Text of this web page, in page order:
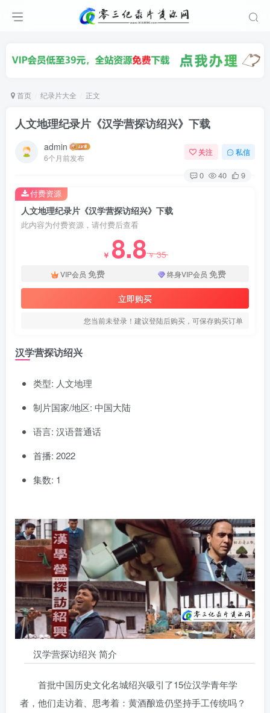
首页 纪录片大全 正文
人文地理纪录片《汉学营探访绍兴》下载
admin
6个月前发布
关注 私信
0 40 9
人文地理纪录片《汉学营探访绍兴》下载
此内容为付费资源，请付费后查看
￥ 8.8￥35
VIP会员 免费 终身VIP会员 免费
立即购买
您当前未登录！建议登陆后购买，可保存购买订单
付费资源
汉学营探访绍兴
类型: 人文地理
制片国家/地区: 中国大陆
语言: 汉语普通话
首播: 2022
集数: 1
汉学营探访绍兴 简介
首批中国历史文化名城绍兴吸引了15位汉学青年学
者，他们走访着、思考着：黄酒酿造仍坚持手工传统吗？